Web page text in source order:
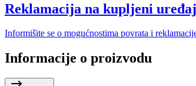
Reklamacija na kupljeni uređaj
Informišite se o mogućnostima povrata i
Informacije o proizvodu